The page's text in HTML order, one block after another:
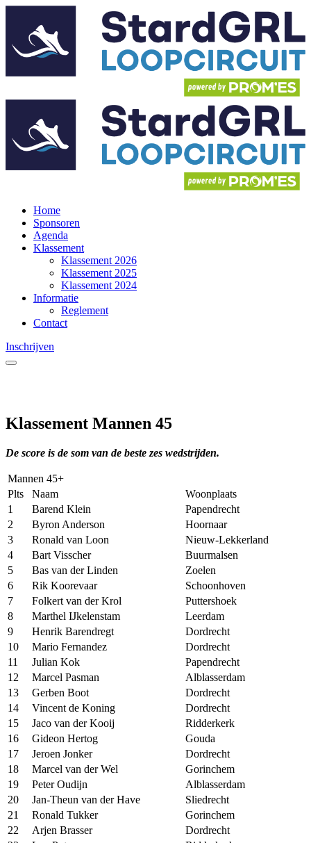
Home
Sponsoren
Agenda
Klassement
Klassement 2026
Klassement 2025
Klassement 2024
Informatie
Reglement
Contact
Inschrijven
Klassement Mannen 45
De score is de som van de beste zes wedstrijden.
Mannen 45+
Plts
Naam
Woonplaats
1
Barend Klein
Papendrecht
2
Byron Anderson
Hoornaar
3
Ronald van Loon
Nieuw-Lekkerland
4
Bart Visscher
Buurmalsen
5
Bas van der Linden
Zoelen
6
Rik Koorevaar
Schoonhoven
7
Folkert van der Krol
Puttershoek
8
Marthel IJkelenstam
Leerdam
9
Henrik Barendregt
Dordrecht
10
Mario Fernandez
Dordrecht
11
Julian Kok
Papendrecht
12
Marcel Pasman
Alblasserdam
13
Gerben Boot
Dordrecht
14
Vincent de Koning
Dordrecht
15
Jaco van der Kooij
Ridderkerk
16
Gideon Hertog
Gouda
17
Jeroen Jonker
Dordrecht
18
Marcel van der Wel
Gorinchem
19
Peter Oudijn
Alblasserdam
20
Jan-Theun van der Have
Sliedrecht
21
Ronald Tukker
Gorinchem
22
Arjen Brasser
Dordrecht